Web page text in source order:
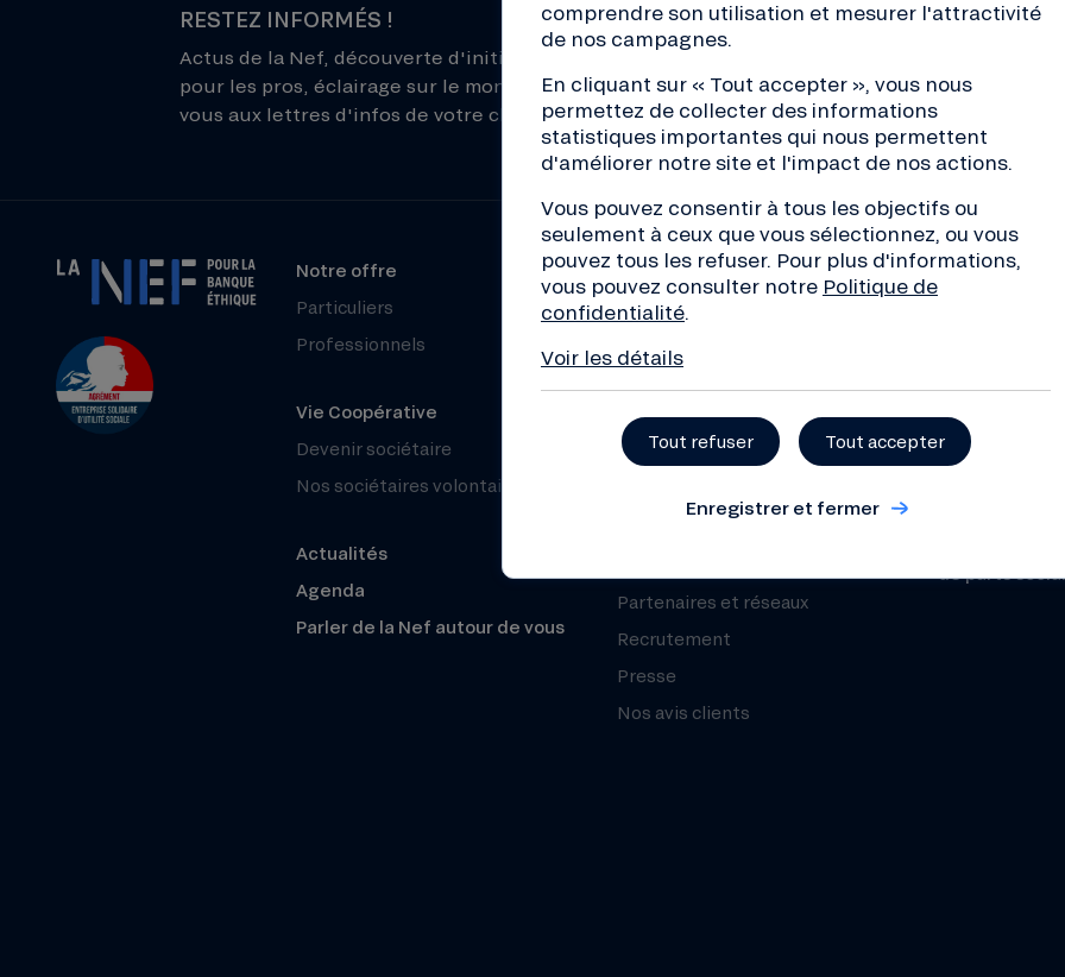
RESTEZ INFORMÉS !
Actus de la Nef, découverte d'initiatives de la transition, conseils
pour les pros, éclairage sur le monde de la finance... Inscrivez-
vous aux lettres d'infos de votre choix !
Notre offre
Particuliers
Professionnels
Vie Coopérative
Devenir sociétaire
Nos sociétaires volontaires
Actualités
Agenda
Parler de la Nef autour de vous
À propos
Qui sommes-nous ?
Histoire
Chiffres clés
Partenaires et réseaux
Recrutement
Presse
Nos avis clients
Besoin d’aide ?
Centre d’aide
Sécurité
Fonds de
Prospectus
de parts
comprendre son utilisation et mesurer l'attractivité
de nos campagnes.
En cliquant sur « Tout accepter », vous nous
permettez de collecter des informations
statistiques importantes qui nous permettent
d'améliorer notre site et l'impact de nos actions.
Vous pouvez consentir à tous les objectifs ou
seulement à ceux que vous sélectionnez, ou vous
pouvez tous les refuser. Pour plus d'informations,
vous pouvez consulter notre Politique de
confidentialité.
Voir les détails
Tout refuser Tout accepter
Enregistrer et fermer